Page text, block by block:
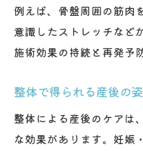
例えば、骨盤周囲の筋肉
意識したストレッチなど
施術効果の持続と再発予
整体で得られる産後の
整体による産後のケアは
な効果があります。妊娠